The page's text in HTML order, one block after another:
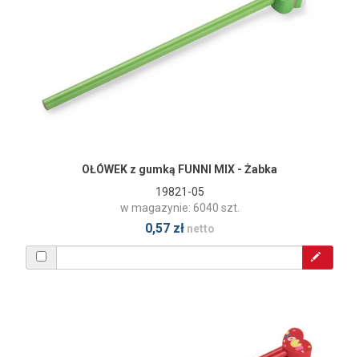
OŁÓWEK z gumką FUNNI MIX - Żabka
19821-05
w magazynie: 6040 szt.
0,57 złnetto